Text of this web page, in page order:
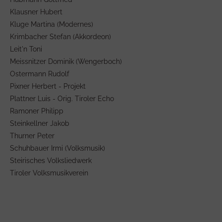
Klausner Hubert
Kluge Martina (Modernes)
Krimbacher Stefan (Akkordeon)
Leit'n Toni
Meissnitzer Dominik (Wengerboch)
Ostermann Rudolf
Pixner Herbert - Projekt
Plattner Luis - Orig. Tiroler Echo
Ramoner Philipp
Steinkellner Jakob
Thurner Peter
Schuhbauer Irmi (Volksmusik)
Steirisches Volksliedwerk
Tiroler Volksmusikverein